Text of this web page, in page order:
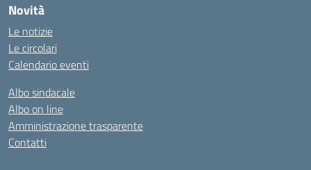
Novità
Le notizie
Le circolari
Calendario eventi
Albo sindacale
Albo on line
Amministrazione trasparente
Contatti